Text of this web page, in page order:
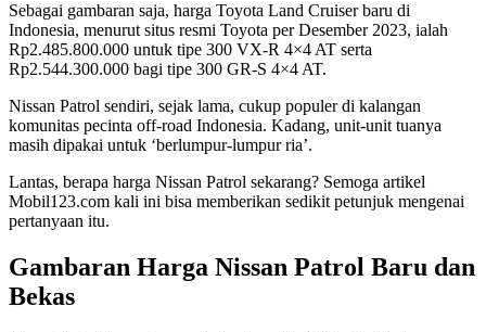
Sebagai gambaran saja, harga Toyota Land Cruiser baru di
Indonesia, menurut situs resmi Toyota per Desember 2023, ialah
Rp2.485.800.000 untuk tipe 300 VX-R 4×4 AT serta
Rp2.544.300.000 bagi tipe 300 GR-S 4×4 AT.
Nissan Patrol sendiri, sejak lama, cukup populer di kalangan
komunitas pecinta off-road Indonesia. Kadang, unit-unit tuanya
masih dipakai untuk ‘berlumpur-lumpur ria’.
Lantas, berapa harga Nissan Patrol sekarang? Semoga artikel
Mobil123.com kali ini bisa memberikan sedikit petunjuk mengenai
pertanyaan itu.
Gambaran Harga Nissan Patrol Baru dan
Bekas